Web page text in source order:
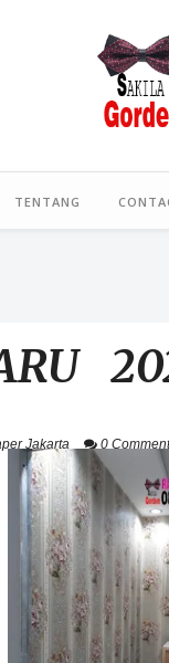
TENTANG
Jakarta 0